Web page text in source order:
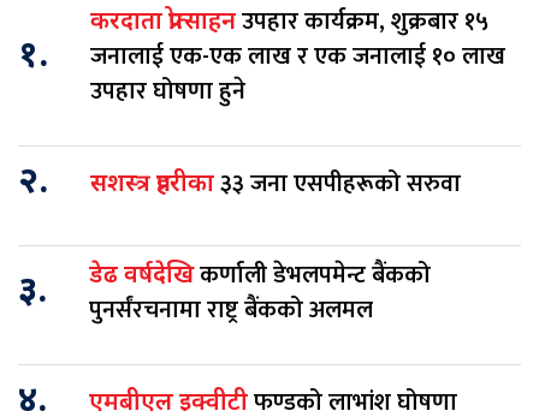
१.
करदाता प्रोत्साहनउपहार कार्यक्रम, शुक्रबार १५
जनालाई एक-एक लाख र एक जनालाई १० लाख
उपहार घोषणा हुने
२. सशस्त्र प्रहरीका३३ जना एसपीहरूको सरुवा
३. डेढ वर्षदेखिकर्णाली डेभलपमेन्ट बैंकको
पुनर्संरचनामा राष्ट्र बैंकको अलमल
एमबीएल इक्वीटीफण्डको लाभांश घोषणा